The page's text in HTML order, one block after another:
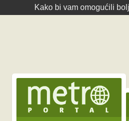
Kako bi vam omogućili